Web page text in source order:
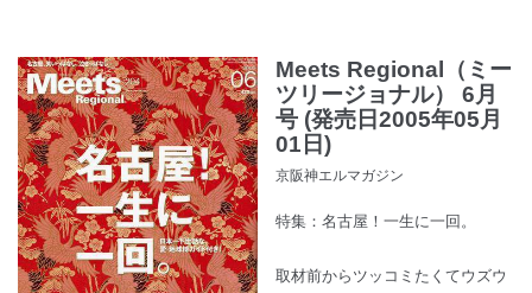
Meets Regional（ミー
ツリージョナル） 6月
号 (発売日2005年05月
01日)
京阪神エルマガジン
特集：名古屋！一生に一回。
取材前からツッコミたくてウズウ